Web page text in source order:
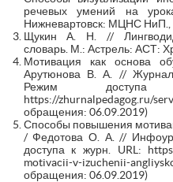
речевых умений на
Нижневартовск: МЦНС НиП.,
Щукин А. Н. //
словарь. М.: Астрель: АСТ:
Мотивация как основа
Арутюнова В. А. // Журнал
Режим
https://zhurnalpedagog.ru/
обращения: 06.09.2019)
Способы повышения
/ Федотова О. А. //
доступа к журн. URL:
motivacii-v-izuchenii-
обращения: 06.09.2019)